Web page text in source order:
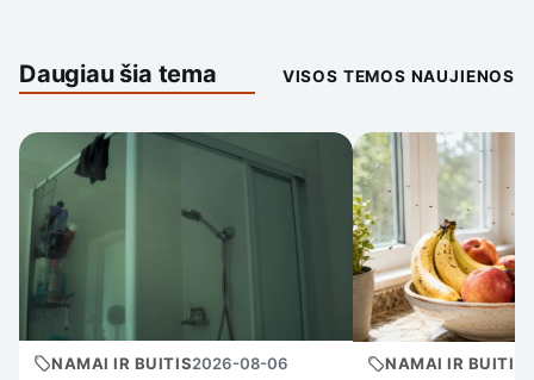
Daugiau šia tema VISOS TEMOS NAUJIENOS
NAMAI IR BUITIS2026-08-06 NAMAI IR BUITIS